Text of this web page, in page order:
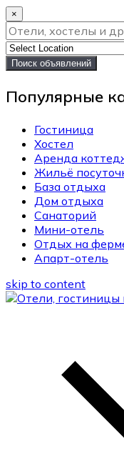
×
Поиск объявлений
Популярные
Гостиница
Хостел
Аренда
Жильё
База отдыха
Дом отдыха
Санаторий
Мини-отель
Отдых на
Апарт-отель
skip to content